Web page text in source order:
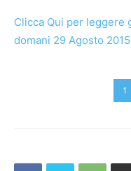
Clicca Qui per leggere
domani 29 Agosto 2015
1